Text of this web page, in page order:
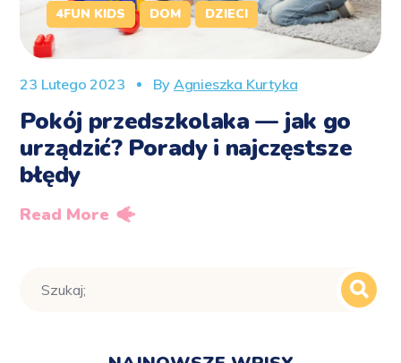
4FUN KIDS DOM DZIECI
23 Lutego 2023 By Agnieszka Kurtyka
Pokój przedszkolaka — jak go
urządzić? Porady i najczęstsze
błędy
Read More